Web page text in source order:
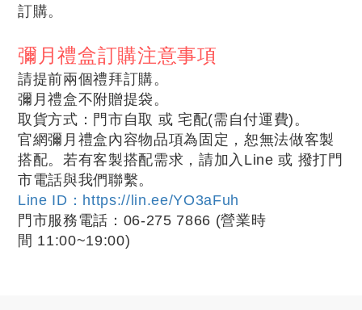
訂購。
彌月禮盒訂購注意事項
請提前兩個禮拜訂購。
彌月禮盒不附贈提袋。
取貨方式：門市自取 或 宅配(需自付運費)。
官網彌月禮盒內容物品項為固定，恕無法做客製
搭配。若有客製搭配需求，請加入Line 或 撥打門
市電話與我們聯繫。
Line ID：https://lin.ee/YO3aFuh
門市服務電話：06-275 7866 (營業時
間 11:00~19:00)